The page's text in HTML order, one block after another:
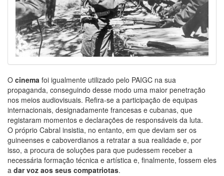
O cinema foi igualmente utilizado pelo PAIGC na sua
propaganda, conseguindo desse modo uma maior penetração
nos meios audiovisuais. Refira-se a participação de equipas
internacionais, designadamente francesas e cubanas, que
registaram momentos e declarações de responsáveis da luta.
O próprio Cabral insistia, no entanto, em que deviam ser os
guineenses e caboverdianos a retratar a sua realidade e, por
isso, a procura de soluções para que pudessem receber a
necessária formação técnica e artística e, finalmente, fossem eles
a dar voz aos seus compatriotas.